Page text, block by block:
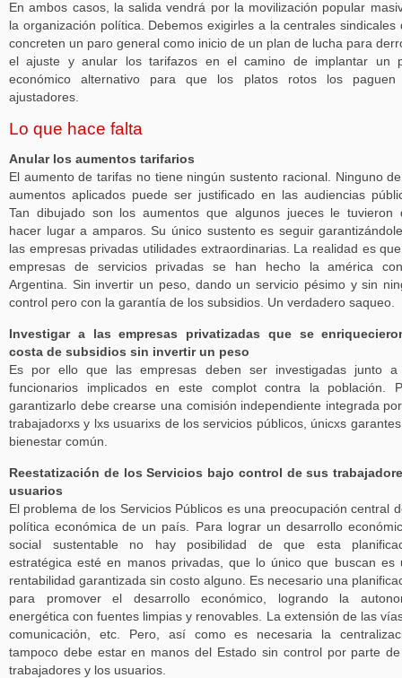
En ambos casos, la salida vendrá por la movilización popular
la organización política. Debemos exigirles a la centrales sindicales
concreten un paro general como inicio de un plan de lucha para
el ajuste y anular los tarifazos en el camino de implantar un
económico alternativo para que los platos rotos los paguen
ajustadores.
Lo que hace falta
Anular los aumentos tarifarios
El aumento de tarifas no tiene ningún sustento racional. Ninguno
aumentos aplicados puede ser justificado en las audiencias
Tan dibujado son los aumentos que algunos jueces le tuvieron
hacer lugar a amparos. Su único sustento es seguir
las empresas privadas utilidades extraordinarias. La realidad es
empresas de servicios privadas se han hecho la américa
Argentina. Sin invertir un peso, dando un servicio pésimo y sin
control pero con la garantía de los subsidios. Un verdadero saqueo.
Investigar a las empresas privatizadas que se
costa de subsidios sin invertir un peso
Es por ello que las empresas deben ser investigadas junto a
funcionarios implicados en este complot contra la población.
garantizarlo debe crearse una comisión independiente integrada
trabajadorxs y lxs usuarixs de los servicios públicos, únicxs
bienestar común.
Reestatización de los Servicios bajo control de sus
usuarios
El problema de los Servicios Públicos es una preocupación central
política económica de un país. Para lograr un desarrollo
social sustentable no hay posibilidad de que esta
estratégica esté en manos privadas, que lo único que buscan es
rentabilidad garantizada sin costo alguno. Es necesario una
para promover el desarrollo económico, logrando la
energética con fuentes limpias y renovables. La extensión de las
comunicación, etc. Pero, así como es necesaria la
tampoco debe estar en manos del Estado sin control por parte
trabajadores y los usuarios.